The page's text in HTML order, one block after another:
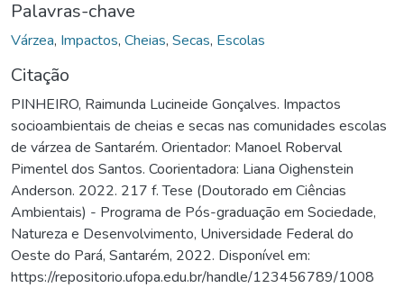
Palavras-chave
Várzea, Impactos, Cheias, Secas, Escolas
Citação
PINHEIRO, Raimunda Lucineide Gonçalves. Impactos
socioambientais de cheias e secas nas comunidades escolas
de várzea de Santarém. Orientador: Manoel Roberval
Pimentel dos Santos. Coorientadora: Liana Oighenstein
Anderson. 2022. 217 f. Tese (Doutorado em Ciências
Ambientais) - Programa de Pós-graduação em Sociedade,
Natureza e Desenvolvimento, Universidade Federal do
Oeste do Pará, Santarém, 2022. Disponível em:
https://repositorio.ufopa.edu.br/handle/123456789/1008